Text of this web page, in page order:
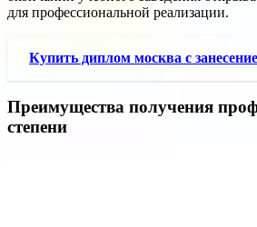
для профессиональной реализации.
Купить диплом москва с
Преимущества получения
степени